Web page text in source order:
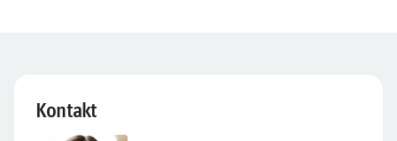
Kontakt